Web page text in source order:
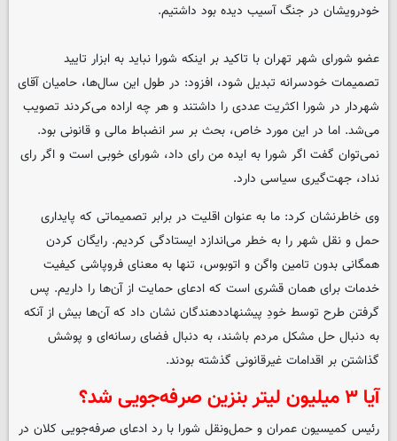
خودرویشان در جنگ آسیب دیده بود داشتیم.
عضو شورای شهر تهران با تاکید بر اینکه شورا نباید به ابزار تایید
تصمیمات خودسرانه تبدیل شود، افزود: در طول این سال‌ها، حامیان آقای
شهردار در شورا اکثریت عددی را داشتند و هر چه اراده می‌کردند تصویب
می‌شد. اما در این مورد خاص، بحث بر سر انضباط مالی و قانونی بود.
نمی‌توان گفت اگر شورا به ایده من رای داد، شورای خوبی است و اگر رای
نداد، جهت‌گیری سیاسی دارد.
وی خاطرنشان کرد: ما به عنوان اقلیت در برابر تصمیماتی که پایداری
حمل و نقل شهر را به خطر می‌اندازد ایستادگی کردیم. رایگان کردن
همگانی بدون تامین واگن و اتوبوس، تنها به معنای فروپاشی کیفیت
خدمات برای همان قشری است که ادعای حمایت از آن‌ها را داریم. پس
گرفتن طرح توسط خودِ پیشنهاددهندگان نشان داد که آن‌ها بیش از آنکه
به دنبال حل مشکل مردم باشند، به دنبال فضای رسانه‌ای و پوشش
گذاشتن بر اقدامات غیرقانونی گذشته بودند.
آیا ۳میلیون لیتر بنزین صرفه‌جویی شد؟
رئیس کمیسیون عمران و حمل‌ونقل شورا با رد ادعای صرفه‌جویی کلان در